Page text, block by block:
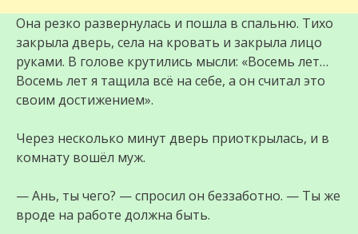
Она резко развернулась и пошла в спальню. Тихо
закрыла дверь, села на кровать и закрыла лицо
руками. В голове крутились мысли: «Восемь лет…
Восемь лет я тащила всё на себе, а он считал это
своим достижением».
Через несколько минут дверь приоткрылась, и в
комнату вошёл муж.
— Ань, ты чего? — спросил он беззаботно. — Ты же
вроде на работе должна быть.